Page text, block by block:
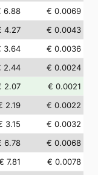
6.88
€ 0.0069
4.27
€ 0.0043
3.64
€ 0.0036
2.44
€ 0.0024
2.07
€ 0.0021
2.19
€ 0.0022
3.15
€ 0.0032
6.78
€ 0.0068
7.81
€ 0.0078